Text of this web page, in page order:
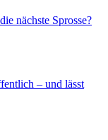
nächste Sprosse?
– und lässt